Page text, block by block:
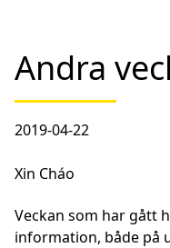
Andra
2019-04-22
Xin Cháo
Veckan som har gått
information, både på